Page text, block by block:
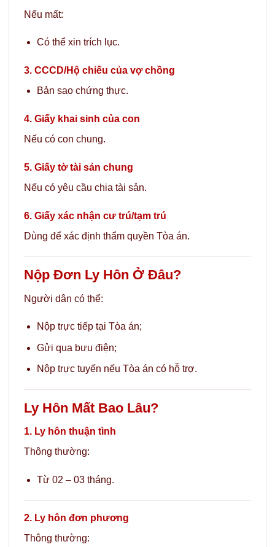
Nếu mất:
Có thể xin trích lục.
3. CCCD/Hộ chiếu của vợ chồng
Bản sao chứng thực.
4. Giấy khai sinh của con
Nếu có con chung.
5. Giấy tờ tài sản chung
Nếu có yêu cầu chia tài sản.
6. Giấy xác nhận cư trú/tạm trú
Dùng để xác định thẩm quyền Tòa án.
Nộp Đơn Ly Hôn Ở Đâu?
Người dân có thể:
Nộp trực tiếp tại Tòa án;
Gửi qua bưu điện;
Nộp trực tuyến nếu Tòa án có hỗ trợ.
Ly Hôn Mất Bao Lâu?
1. Ly hôn thuận tình
Thông thường:
Từ 02 – 03 tháng.
2. Ly hôn đơn phương
Thông thường: